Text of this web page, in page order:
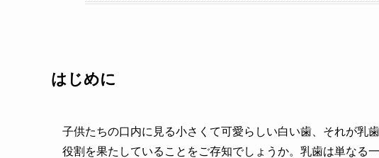
はじめに
子供たちの口内に見る小さくて可愛らしい白い歯、それが乳
役割を果たしていることをご存知でしょうか。乳歯は単なる